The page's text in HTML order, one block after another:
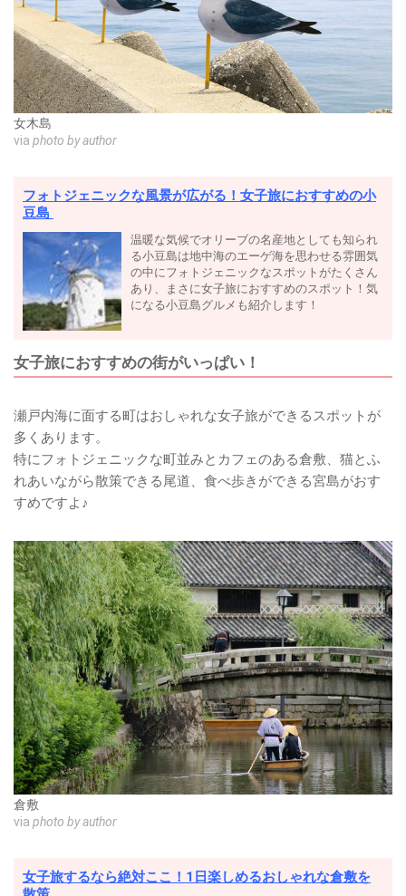
女木島
via photo by author
フォトジェニックな風景が広がる！女子旅におすすめの小
豆島
温暖な気候でオリーブの名産地としても知られ
る小豆島は地中海のエーゲ海を思わせる雰囲気
の中にフォトジェニックなスポットがたくさん
あり、まさに女子旅におすすめのスポット！気
になる小豆島グルメも紹介します！
女子旅におすすめの街がいっぱい！
瀬戸内海に面する町はおしゃれな女子旅ができるスポットが
多くあります。
特にフォトジェニックな町並みとカフェのある倉敷、猫とふ
れあいながら散策できる尾道、食べ歩きができる宮島がおす
すめですよ♪
倉敷
via photo by author
女子旅するなら絶対ここ！1日楽しめるおしゃれな倉敷を